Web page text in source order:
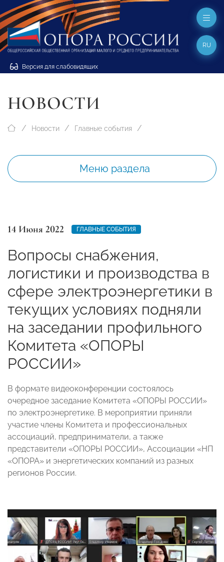
Версия для слабовидящих
RU
НОВОСТИ
Новости Главные события
Меню раздела
14 Июня 2022 ГЛАВНЫЕ СОБЫТИЯ
Вопросы снабжения,
логистики и производства в
сфере электроэнергетики в
текущих условиях подняли
на заседании профильного
Комитета «ОПОРЫ
РОССИИ»
В формате видеоконференции состоялось
очередное заседание Комитета «ОПОРЫ РОССИИ»
по электроэнергетике. В мероприятии приняли
участие члены Комитета и профессиональных
ассоциаций, предприниматели, а также
представители «ОПОРЫ РОССИИ», Ассоциации «НП
«ОПОРА» и энергетических компаний из разных
регионов России.